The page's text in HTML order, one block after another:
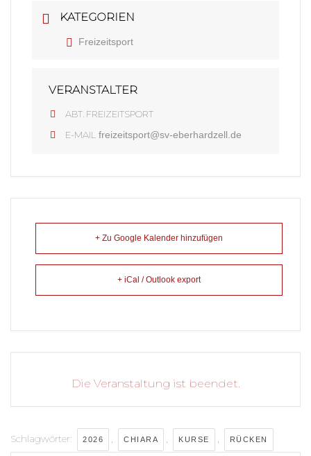
KATEGORIEN
Freizeitsport
VERANSTALTER
ABT. FREIZEITSPORT
E-MAIL freizeitsport@sv-eberhardzell.de
+ Zu Google Kalender hinzufügen
+ iCal / Outlook export
Die Veranstaltung ist beendet.
Schlagwörter: 2026 , CHIARA , KURSE , RÜCKEN